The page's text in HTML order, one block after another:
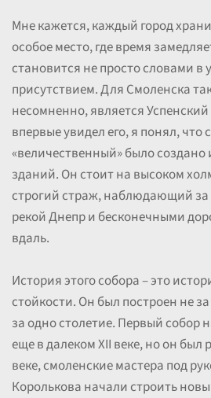
Мне кажется, каждый город
особое место, где время
становится не просто словами
присутствием. Для Смоленска
несомненно, является Успенский
впервые увидел его, я понял, что
«величественный» было создано
зданий. Он стоит на высоком
строгий страж, наблюдающий
рекой Днепр и бесконечными
вдаль.
История этого собора – это
стойкости. Он был построен не
за одно столетие. Первый собор
еще в далеком XII веке, но он был
веке, смоленские мастера под
Королькова начали строить